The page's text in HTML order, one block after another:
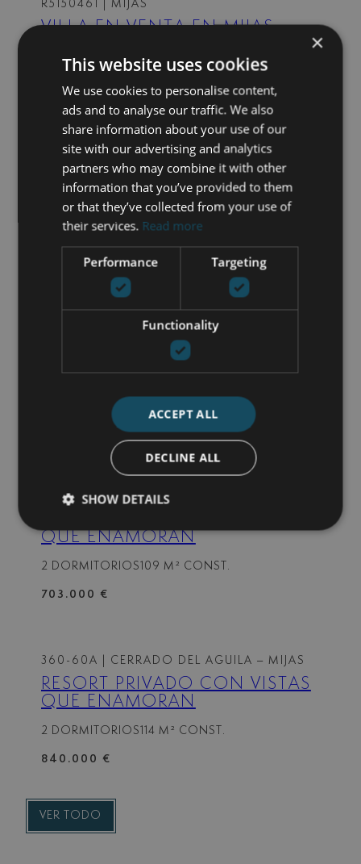
R5150461 | MIJAS
VILLA EN VENTA EN MIJAS
6 DORMITORIOS 3 BAÑOS 272 M² CONST.
950.000 €
R5139787| CAMPO MIJAS
VILLA EN VENTA EN CAMPO
MIJAS
4 DORMITORIOS 4 BAÑOS 841 M² PLANO
990.000 €
| CERRADO DEL AGUILA – MIJAS
RESORT PRIVADO CON VISTAS
QUE ENAMORAN
2 DORMITORIOS
360-6-1A| CERRADO DEL AGUILA – MIJAS
QUE ENAMORAN
2 DORMITORIOS 109 M² CONST.
703.000 €
360-60A | CERRADO DEL AGUILA – MIJAS
RESORT PRIVADO CON VISTAS
QUE ENAMORAN
2 DORMITORIOS 114 M² CONST.
840.000 €
VER TODO
×
This website uses cookies
We use cookies to personalise content,
ads and to analyse our traffic. We also
share information about your use of our
site with our advertising and analytics
partners who may combine it with other
information that you’ve provided to them
or that they’ve collected from your use of
their services. Read more
Performance Targeting
Functionality
ACCEPT ALL
DECLINE ALL
SHOW DETAILS